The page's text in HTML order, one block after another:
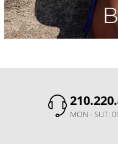
MON - SUT: